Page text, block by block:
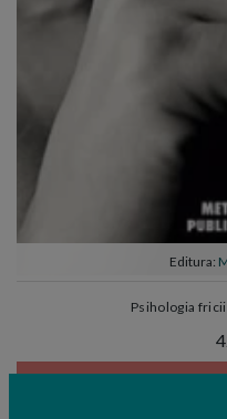
Editura:
Psihologia